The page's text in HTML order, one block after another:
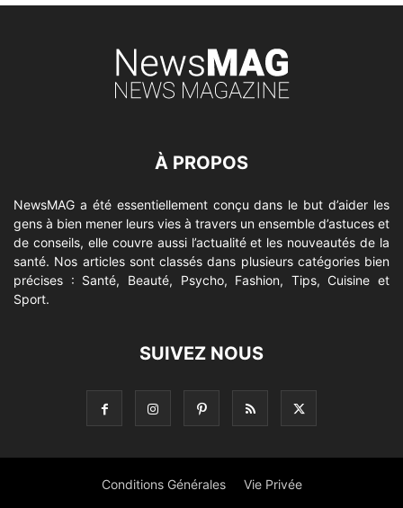
À PROPOS
NewsMAG a été essentiellement conçu dans le but d’aider les
gens à bien mener leurs vies à travers un ensemble d’astuces et
de conseils, elle couvre aussi l’actualité et les nouveautés de la
santé. Nos articles sont classés dans plusieurs catégories bien
précises : Santé, Beauté, Psycho, Fashion, Tips, Cuisine et
Sport.
SUIVEZ NOUS
Conditions Générales Vie Privée